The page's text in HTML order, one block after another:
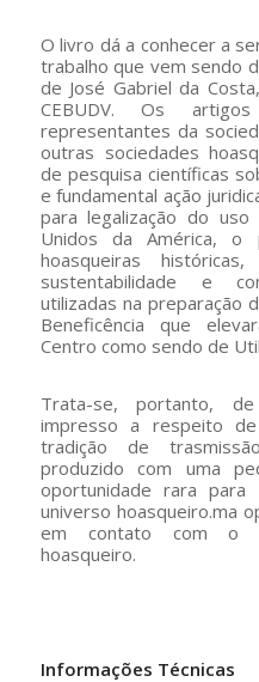
O livro dá a conhecer a
trabalho que vem sendo
de José Gabriel da
CEBUDV. Os
representantes da
outras sociedades
de pesquisa científicas
e fundamental ação
para legalização do
Unidos da América, o
hoasqueiras
sustentabilidade e
utilizadas na preparação
Beneficência que
Centro como sendo de
Trata-se, portanto,
impresso a respeito
tradição de
produzido com uma
oportunidade rara
universo hoasqueiro.ma
em contato com o
hoasqueiro.
Informações Técnicas